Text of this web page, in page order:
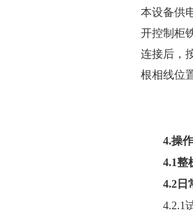
本设备供
开控制柜
连接后，
根相线位
4.操作
4.1整
4.2日
4.2.1